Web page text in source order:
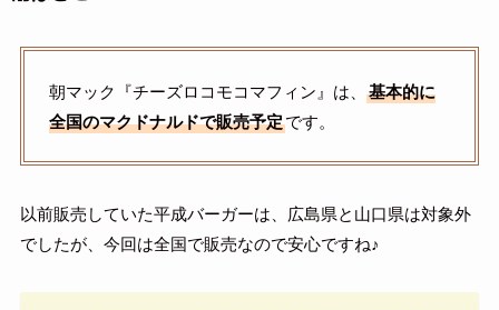
朝マック『チーズロコモコマフィン』は、基本的に
全国のマクドナルドで販売予定です。
以前販売していた平成バーガーは、広島県と山口県は対象外
でしたが、今回は全国で販売なので安心ですね♪